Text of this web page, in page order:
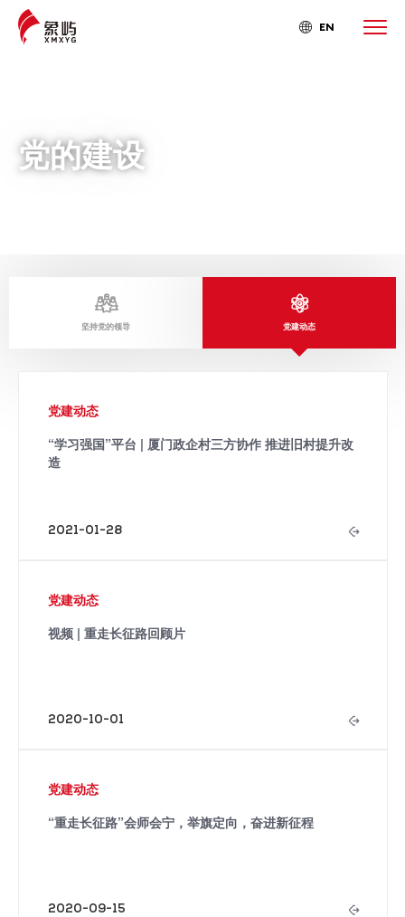
 EN
党的建设

坚持党的领导

党建动态
党建动态
“学习强国”平台 | 厦门政企村三方协作 推进旧村提升改
造
2021-01-28
党建动态
视频 | 重走长征路回顾片
2020-10-01
党建动态
“重走长征路”会师会宁，举旗定向，奋进新征程
2020-09-15